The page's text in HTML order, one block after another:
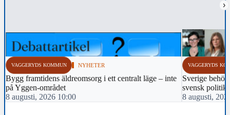
›
VAGGERYDS KOMMUN NYHETER
Bygg framtidens äldreomsorg i ett centralt läge – inte
på Yggen-området
8 augusti, 2026 10:00
VAGGERYDS
Sverige
svensk politik!
8 augusti,